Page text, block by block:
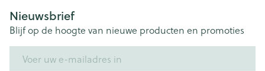
Nieuwsbrief
Blijf op de hoogte van nieuwe producten en promoties